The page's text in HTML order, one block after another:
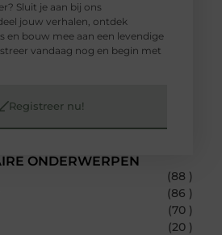
ONDERWERPEN
(88 )
(86 )
(70 )
(20 )
Sluit je aan bij ons
jouw verhalen, ontdek
en bouw mee aan een levendige
vandaag nog en begin met
Registreer nu!